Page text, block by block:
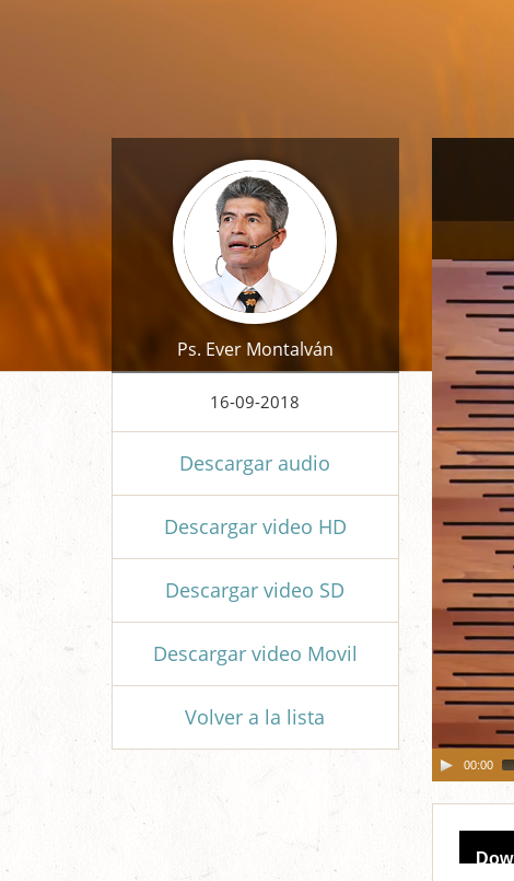
Video
Player
00:00
Player
Ps. Ever Montalván
16-09-2018
Descargar audio
Descargar video HD
Descargar video SD
Descargar video Movil
Volver a la lista